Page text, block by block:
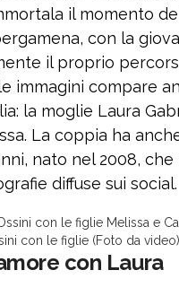
il momento
con la
il proprio
immagini compare
la moglie Laura
La coppia ha
nato nel 2008, che
diffuse sui social.
con le figlie (Foto da video)
con Laura